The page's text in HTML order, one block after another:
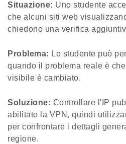
Situazione: Uno studente
che alcuni siti web
chiedono una verifica
Problema: Lo studente può
quando il problema reale è
visibile è cambiato.
Soluzione: Controllare l'IP
abilitato la VPN, quindi
per confrontare i dettagli
regione.